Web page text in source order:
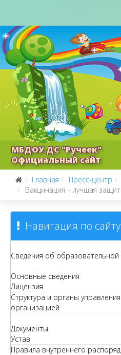
МБДОУ ДС "Ручеек"
Официальный сайт
Главная Пресс-центр
Вакцинация – лучшая
Навигация по сайту
Сведения об образовательной
Основные сведения
Лицензия
Структура и органы
организацией
Документы
Устав
Правила внутреннего